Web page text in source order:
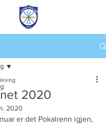
2020
2020
er det Pokalrenn igjen,